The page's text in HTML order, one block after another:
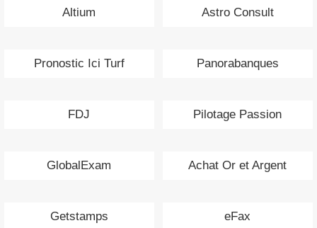
Altium Astro Consult
Pronostic Ici Turf Panorabanques
FDJ Pilotage Passion
GlobalExam Achat Or et Argent
Getstamps eFax